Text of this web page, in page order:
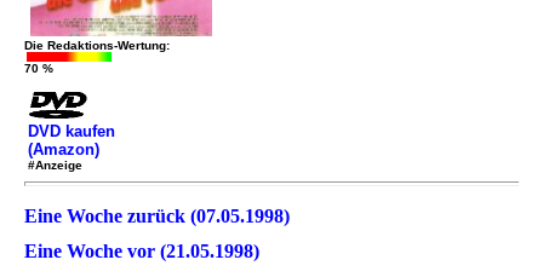
Die Redaktions-Wertung:
70 %
DVD kaufen
(Amazon)
#Anzeige
Eine Woche zurück (07.05.1998)
Eine Woche vor (21.05.1998)